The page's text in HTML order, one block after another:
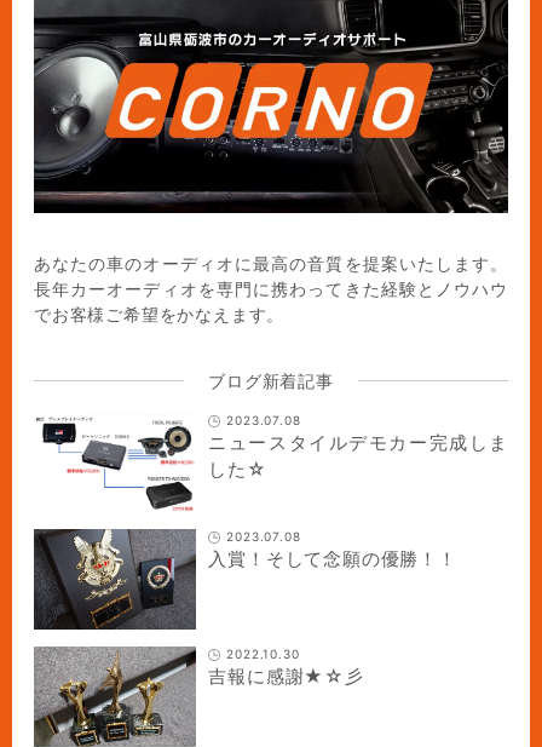
あなたの車のオーディオに最高の音質を提案いたします。
長年カーオーディオを専門に携わってきた経験とノウハウ
でお客様ご希望をかなえます。
ブログ新着記事
2023.07.08
ニュースタイルデモカー完成しま
した☆
2023.07.08
入賞！そして念願の優勝！！
2022.10.30
吉報に感謝★☆彡